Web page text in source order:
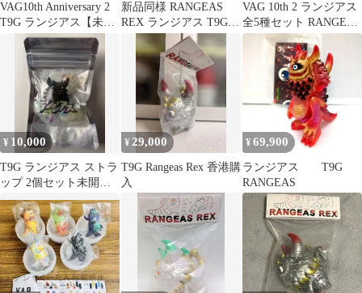
VAG10th Anniversary 2
T9G ランジアス【未開
封品】
新品同様 RANGEAS
REX ランジアス T9G
ワンフェス2026夏 WF
VAG 10th 2 ランジアス
全5種セット RANGEAS
T9G
¥ 10,000
T9G ランジアス ストラ
ップ 2個セット未開封
品 蓄光 INSTINCTOY
¥ 29,000
T9G Rangeas Rex 香港購
入
¥ 69,900
ランジアス T9G
RANGEAS